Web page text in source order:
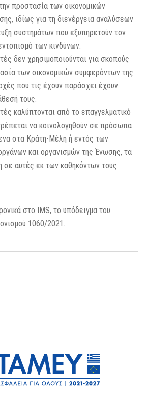
προστασία των οικονομικών
ιδίως για τη διενέργεια αναλύσεων
συστημάτων που εξυπηρετούν τον
των κινδύνων.
δεν χρησιμοποιούνται για σκοπούς
των οικονομικών συμφερόντων της
που τις έχουν παράσχει έχουν
τους.
καλύπτονται από το επαγγελματικό
να κοινολογηθούν σε πρόσωπα
στα Κράτη-Μέλη ή εντός των
και οργανισμών της Ένωσης, τα
αυτές εκ των καθηκόντων τους.
στο IMS, το υπόδειγμα του
1060/2021.